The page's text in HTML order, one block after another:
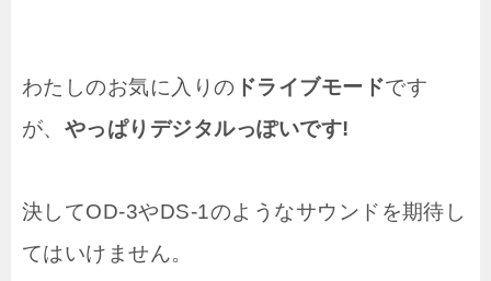
わたしのお気に入りの ドライブモードです
が、 やっぱりデジタルっぽいです!
決してOD-3やDS-1のようなサウンドを期待し
てはいけません。